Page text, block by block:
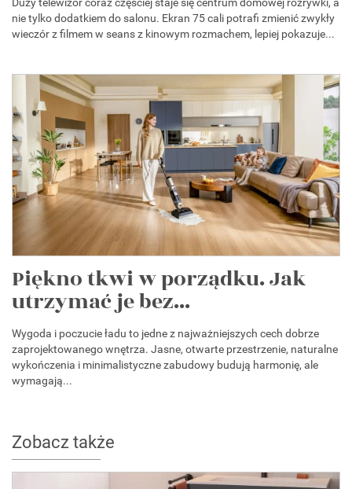
nie tylko dodatkiem do salonu. Ekran 75 cali potrafi zmienić zwykły
wieczór z filmem w seans z kinowym rozmachem, lepiej pokazuje...
Piękno tkwi w porządku. Jak
utrzymać je bez...
Wygoda i poczucie ładu to jedne z najważniejszych cech dobrze
zaprojektowanego wnętrza. Jasne, otwarte przestrzenie, naturalne
wykończenia i minimalistyczne zabudowy budują harmonię, ale
wymagają...
Zobacz także